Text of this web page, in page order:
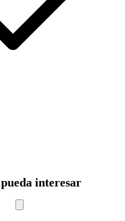
interesar